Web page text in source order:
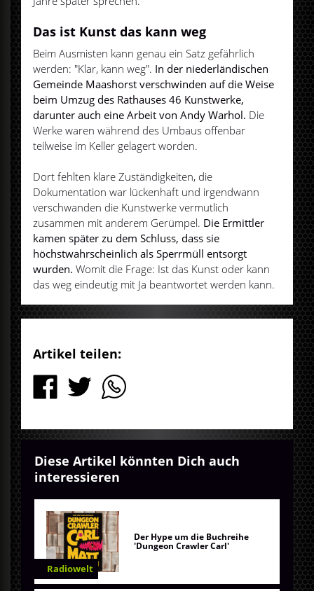
Das ist Kunst das kann weg
Beim Ausmisten kann genau ein Satz gefährlich
werden: "Klar, kann weg". In der niederländischen
Gemeinde Maashorst verschwinden auf die Weise
beim Umzug des Rathauses 46 Kunstwerke,
darunter auch eine Arbeit von Andy Warhol. Die
Werke waren während des Umbaus offenbar
teilweise im Keller gelagert worden.
Dort fehlten klare Zuständigkeiten, die
Dokumentation war lückenhaft und irgendwann
verschwanden die Kunstwerke vermutlich
zusammen mit anderem Gerümpel. Die Ermittler
kamen später zu dem Schluss, dass sie
höchstwahrscheinlich als Sperrmüll entsorgt
wurden. Womit die Frage: Ist das Kunst oder kann
das weg eindeutig mit Ja beantwortet werden kann.
Artikel teilen:
Diese Artikel könnten Dich auch
interessieren
Radiowelt
Der Hype um die Buchreihe
'Dungeon Crawler Carl'